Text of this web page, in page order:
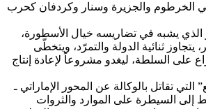
الخرطوم والجزيرة وسنار وكردفان كحرب
الذي يشبه في تضاريسه خيال الأسطورة،
ثنائية الدولة والتمرّد، ويتخطّى
على السلطة، ليغدو مشروعاً لإعادة إنتاج
التي تقاتل بالوكالة عن المحور الإماراتي ـ
إلى السيطرة على الموارد والثروات